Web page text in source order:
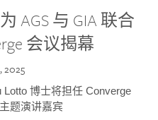
AGS 与 GIA 联合
会议揭幕
2025
博士将担任 Converge
题演讲嘉宾